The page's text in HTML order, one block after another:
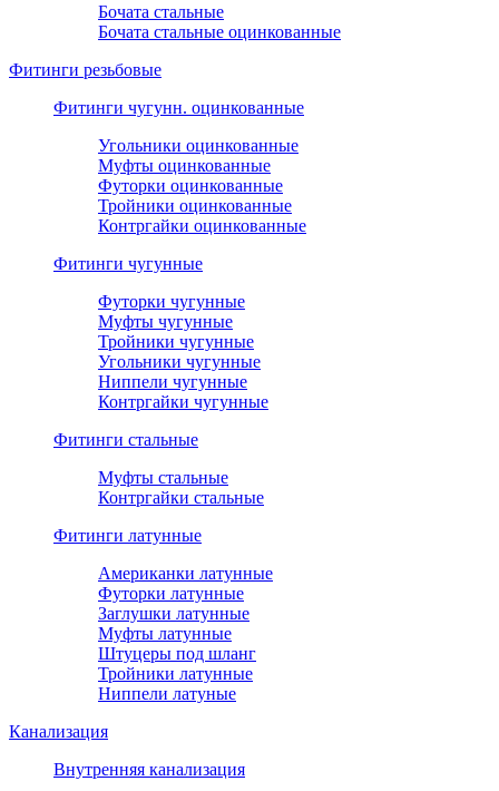
Бочата стальные
Бочата стальные оцинкованные
Фитинги резьбовые
Фитинги чугунн. оцинкованные
Угольники оцинкованные
Муфты оцинкованные
Футорки оцинкованные
Тройники оцинкованные
Контргайки оцинкованные
Фитинги чугунные
Футорки чугунные
Муфты чугунные
Тройники чугунные
Угольники чугунные
Ниппели чугунные
Контргайки чугунные
Фитинги стальные
Муфты стальные
Контргайки стальные
Фитинги латунные
Американки латунные
Футорки латунные
Заглушки латунные
Муфты латунные
Штуцеры под шланг
Тройники латунные
Ниппели латуные
Канализация
Внутренняя канализация